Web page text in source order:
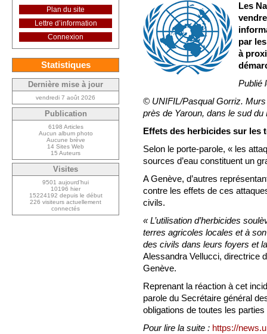
Les
par
à
Publié
© UNIFIL/Pasqual Gorriz.
près de Yaroun, dans le sud du
Effets des herbicides sur les
Selon le porte-parole, « les
sources d’eau constituent un
A Genève, d’autres
contre les effets de ces
civils.
« L’utilisation d’herbicides
terres agricoles locales et à
des civils dans leurs foyers et
Alessandra Vellucci, directrice
Genève.
Reprenant la réaction à cet
parole du Secrétaire général
obligations de toutes les
Pour lire la suite : https://
Plan du site
Lettre d’information
Connexion
Statistiques
Dernière mise à jour
vendredi 7 août 2026
Publication
6198 Articles
Aucun album photo
Aucune brève
14 Sites Web
15 Auteurs
Visites
9501 aujourd’hui
10196 hier
15224192 depuis le début
226 visiteurs actuellement
connectés